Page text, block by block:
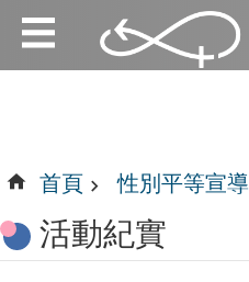
跳到主要內容區塊
:::
:::
首頁 性別平等宣導
活動紀實